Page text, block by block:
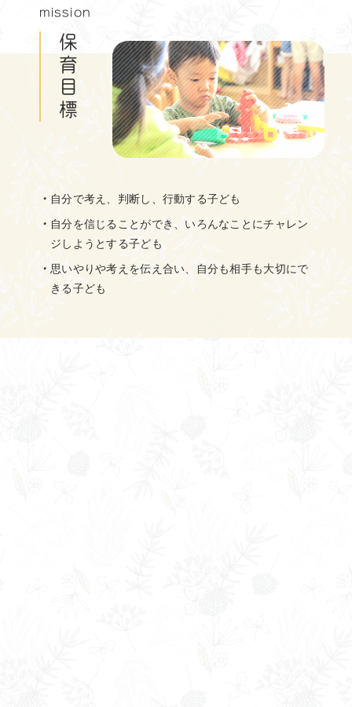
mission
保育目標
自分で考え、判断し、行動する子ども
自分を信じることができ、いろんなことにチャレン
ジしようとする子ども
思いやりや考えを伝え合い、自分も相手も大切にで
きる子ども